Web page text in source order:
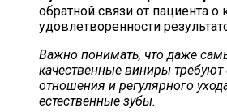
обратной связи от пациента о
удовлетворенности
Важно понимать, что даже
качественные виниры требуют
отношения и регулярного
естественные зубы.